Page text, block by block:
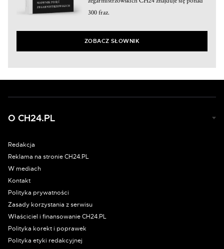
300 fraz.
ZOBACZ SŁOWNIK
O CH24.PL
Redakcja
Reklama na stronie CH24.PL
W mediach
Kontakt
Polityka prywatności
Zasady korzystania z serwisu
Właściciel i finansowanie CH24.PL
Polityka korekt i poprawek
Polityka etyki redakcyjnej